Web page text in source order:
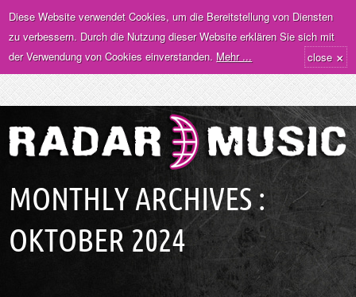
Diese Website verwendet Cookies, um die Bereitstellung von Diensten
zu verbessern. Durch die Nutzung dieser Website erklären Sie sich mit
der Verwendung von Cookies einverstanden. Mehr ... close ×
MONTHLY ARCHIVES :
OKTOBER 2024